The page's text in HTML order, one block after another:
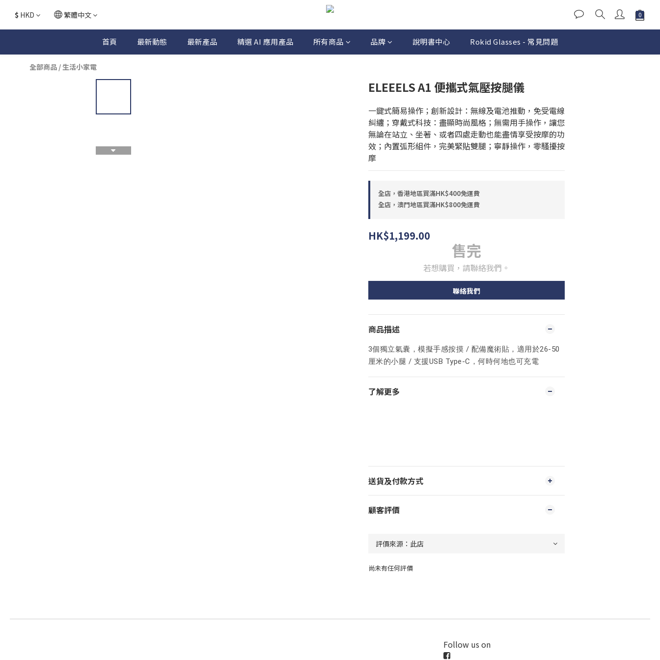
$ HKD 繁體中文
首頁 最新動態 最新產品 精選 AI 應用產品 所有商品 品牌 說明書中心 Rokid Glasses - 常見問題
全部商品 /生活小家電
ELEEELS A1 便攜式氣壓按腿儀
一鍵式簡易操作；創新設計：無線及電池推動，免受電線
糾纏；穿戴式科技：盡顯時尚風格；無需用手操作，讓您
無論在站立、坐著、或者四處走動也能盡情享受按摩的功
效；內置弧形組件，完美緊貼雙腿；寧靜操作，零騷擾按
摩
全店，香港地區買滿HK$400免運費
全店，澳門地區買滿HK$800免運費
HK$1,199.00
售完
若想購買，請聯絡我們。
聯絡我們
商品描述
3個獨立氣囊，模擬手感按摸 / 配備魔術貼，適用於26-50
厘米的小腿 / 支援USB Type-C，何時何地也可充電
了解更多
送貨及付款方式
顧客評價
尚未有任何評價
Follow us on